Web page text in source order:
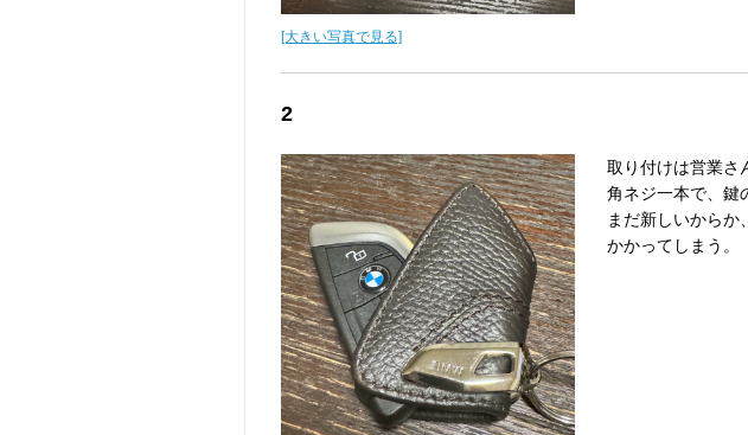
[大きい写真で見る]
2
取り付けは営業さ
角ネジ一本で、鍵
まだ新しいからか
かかってしまう。